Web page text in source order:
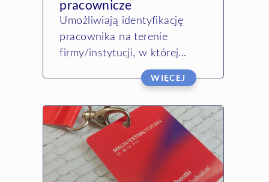
pracownicze
Umożliwiają identyfikację
pracownika na terenie
firmy/instytucji, w której
zainstalowany jest system
kontroli czasu i dostępu. Są
personalizowane, z otworem
do zawieszenia na smyczy i
miejscem na złożenie podpisu
…
WIĘCEJ